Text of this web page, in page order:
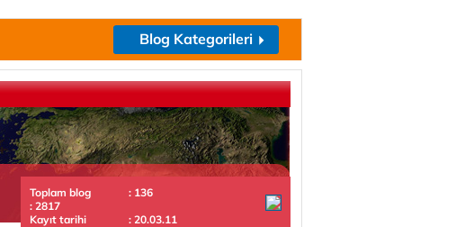
Blog Kategorileri
Toplam blog
: 136
: 2817
Kayıt tarihi
: 20.03.11